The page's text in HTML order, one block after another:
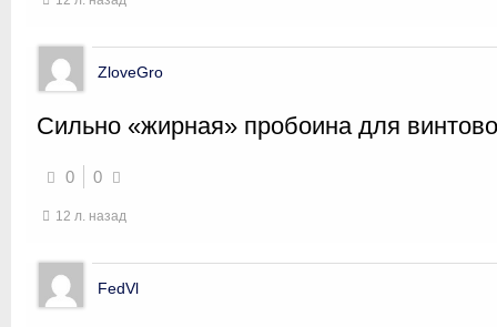
ZloveGro
Сильно «жирная» пробоина для
0 0
12 л. назад
FedVl